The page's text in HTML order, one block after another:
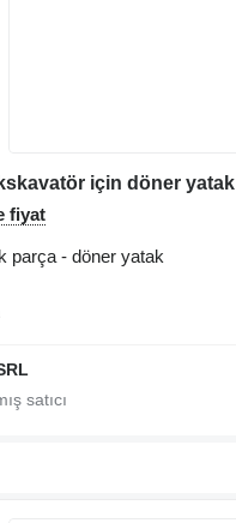
için döner yatak
fiyat
parça - döner yatak